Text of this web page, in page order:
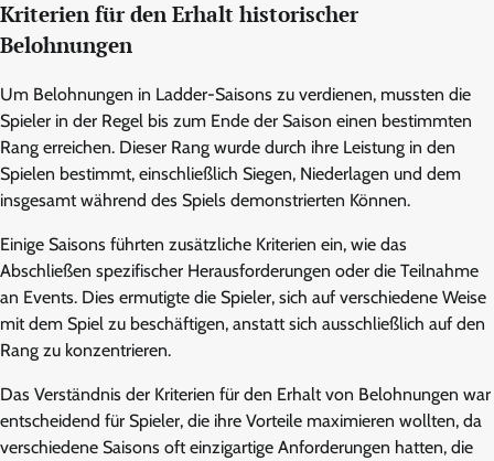
Kriterien für den Erhalt historischer
Belohnungen
Um Belohnungen in Ladder-Saisons zu verdienen, mussten die
Spieler in der Regel bis zum Ende der Saison einen bestimmten
Rang erreichen. Dieser Rang wurde durch ihre Leistung in den
Spielen bestimmt, einschließlich Siegen, Niederlagen und dem
insgesamt während des Spiels demonstrierten Können.
Einige Saisons führten zusätzliche Kriterien ein, wie das
Abschließen spezifischer Herausforderungen oder die Teilnahme
an Events. Dies ermutigte die Spieler, sich auf verschiedene Weise
mit dem Spiel zu beschäftigen, anstatt sich ausschließlich auf den
Rang zu konzentrieren.
Das Verständnis der Kriterien für den Erhalt von Belohnungen war
entscheidend für Spieler, die ihre Vorteile maximieren wollten, da
verschiedene Saisons oft einzigartige Anforderungen hatten, die